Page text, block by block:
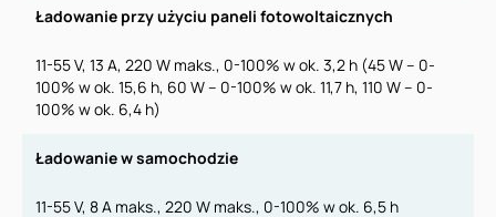
Ładowanie przy użyciu paneli fotowoltaicznych
11-55 V, 13 A, 220 W maks., 0-100% w ok. 3,2 h (45 W – 0-
100% w ok. 15,6 h, 60 W – 0-100% w ok. 11,7 h, 110 W – 0-
100% w ok. 6,4 h)
Ładowanie w samochodzie
11-55 V, 8 A maks., 220 W maks., 0-100% w ok. 6,5 h